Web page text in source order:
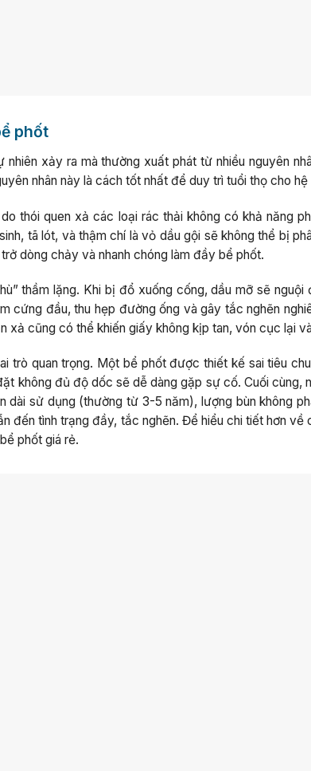
phốt
xảy ra mà thường xuất phát từ nhiều nguyên
nhân này là cách tốt nhất để duy trì tuổi thọ cho hệ
thói quen xả các loại rác thải không có khả năng
tã lót, và thậm chí là vỏ dầu gội sẽ không thể bị
dòng chảy và nhanh chóng làm đầy bể phốt.
thầm lặng. Khi bị đổ xuống cống, dầu mỡ sẽ
cứng đầu, thu hẹp đường ống và gây tắc nghẽn
xả cũng có thể khiến giấy không kịp tan, vón cục lại
trò quan trọng. Một bể phốt được thiết kế sai tiêu
không đủ độ dốc sẽ dễ dàng gặp sự cố. Cuối cùng,
dài sử dụng (thường từ 3-5 năm), lượng bùn không
đến tình trạng đầy, tắc nghẽn. Để hiểu chi tiết hơn về
phốt giá rẻ.